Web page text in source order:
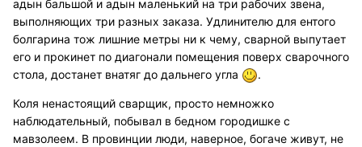
адын бальшой и адын маленький на три рабочих звена,
выполняющих три разных заказа. Удлинителю для ентого
болгарина тож лишние метры ни к чему, сварной выпутает
его и прокинет по диагонали помещения поверх сварочного
стола, достанет внатяг до дальнего угла
.
Коля ненастоящий сварщик, просто немножко
наблюдательный, побывал в бедном городишке с
мавзолеем. В провинции люди, наверное, богаче живут, не